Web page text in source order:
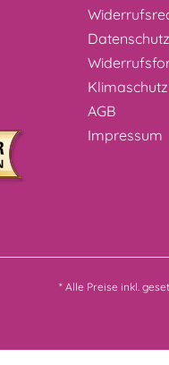
Datenschutz
AGB
Impressum
* Alle Preise inkl.